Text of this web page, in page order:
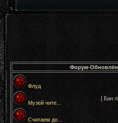
Форум-
Флуд
Музей чите...
[ Бан
Считаем до...